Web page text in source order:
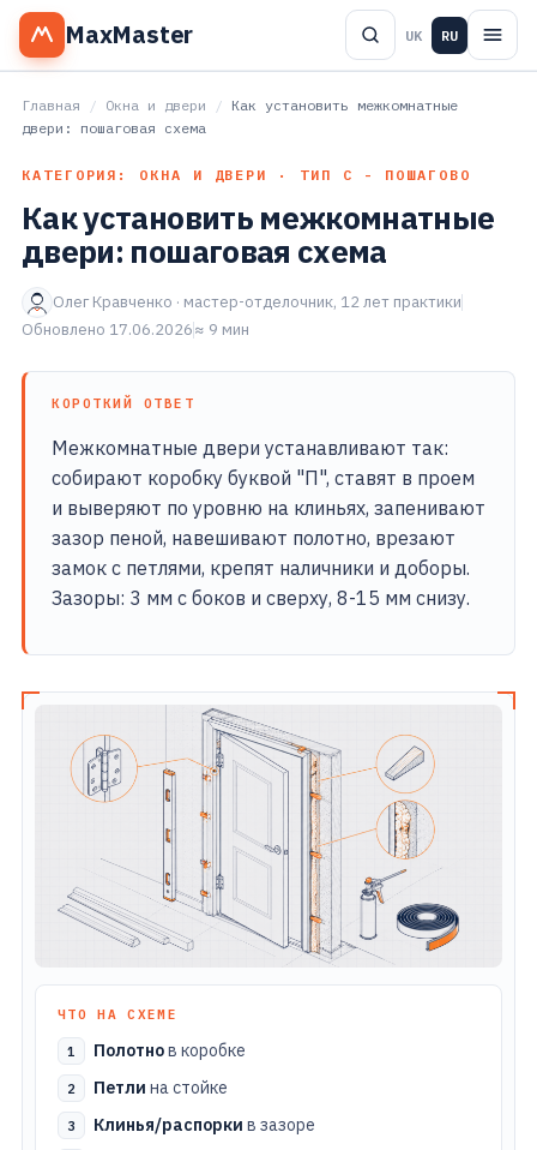
MaxMaster UK RU
Главная / Окна и двери / Как установить межкомнатные
двери: пошаговая схема
КАТЕГОРИЯ: ОКНА И ДВЕРИ · ТИП С - ПОШАГОВО
Как установить межкомнатные
двери: пошаговая схема
Олег Кравченко · мастер-отделочник, 12 лет практики
Обновлено 17.06.2026≈ 9 мин
КОРОТКИЙ ОТВЕТ
Межкомнатные двери устанавливают так:
собирают коробку буквой "П", ставят в проем
и выверяют по уровню на клиньях, запенивают
зазор пеной, навешивают полотно, врезают
замок с петлями, крепят наличники и доборы.
Зазоры: 3 мм с боков и сверху, 8-15 мм снизу.
ЧТО НА СХЕМЕ
Полотнов коробке
Петли на стойке
Клинья/распорки в зазоре